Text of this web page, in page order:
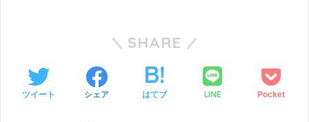
SHARE
ツイート シェア はてブ LINE Pocket